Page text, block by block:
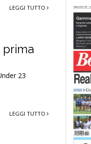
LEGGI TUTTO
prima
23
LEGGI TUTTO